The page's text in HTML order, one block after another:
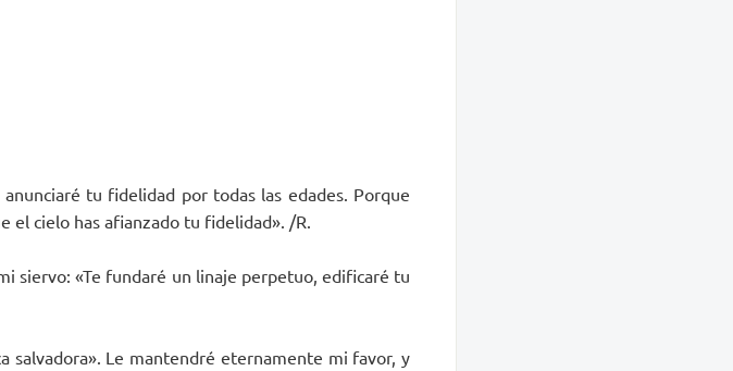
tu fidelidad por todas las edades. Porque
el cielo has afianzado tu fidelidad». /R.
siervo: «Te fundaré un linaje perpetuo, edificaré tu
salvadora». Le mantendré eternamente mi favor, y